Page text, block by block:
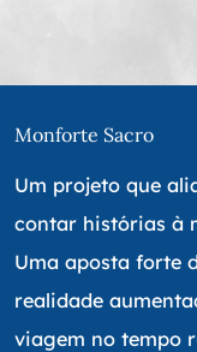
Monforte Sacro
Um projeto que
contar histórias à
Uma aposta forte
realidade
viagem no tempo